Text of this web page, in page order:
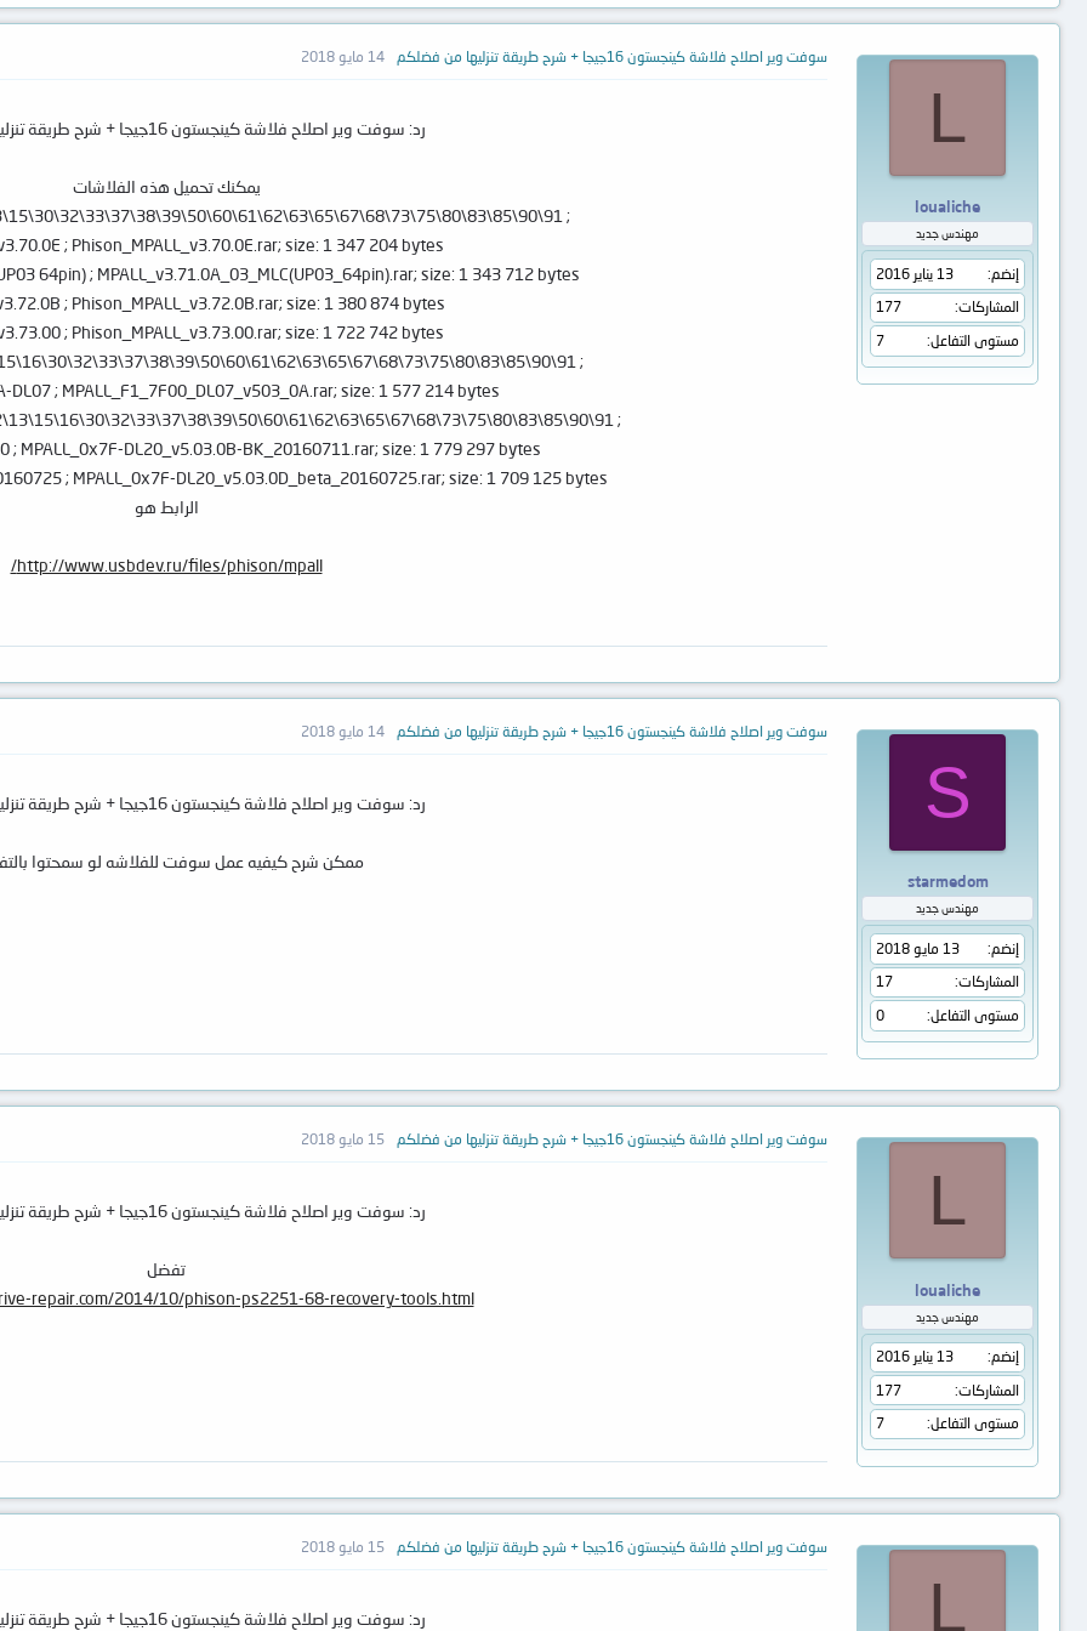
L
loualiche
مهندس جديد
إنضم
13 يناير 2016
المشاركات
177
مستوى التفاعل
7
سوفت وير اصلاح فلاشة كينجستون 16جيجا + شرح طريقة تنزليها من فضلكم 14 مايو 2018
رد: سوفت وير اصلاح فلاشة كينجستون 16جيجا + شرح طريقة تنزليها من فضلكم
يمكنك تحميل هذه الفلاشات
; PS2251-01\02\03\06\07\12\13\15\30\32\33\37\38\39\50\60\61\62\63\65\67\68\73\75\80\83\85\90\91:
; Phison_MPALL_v3.70.0E.rar; size: 1 347 204 bytes
64pin) ; MPALL_v3.71.0A_03_MLC(UP03_64pin).rar; size: 1 343 712 bytes
; Phison_MPALL_v3.72.0B.rar; size: 1 380 874 bytes
; Phison_MPALL_v3.73.00.rar; size: 1 722 742 bytes
; PS2251-01\02\03\06\07\12\13\15\16\30\32\33\37\38\39\50\60\61\62\63\65\67\68\73\75\80\83\85\90\91:
DL07 ; MPALL_F1_7F00_DL07_v503_0A.rar; size: 1 577 214 bytes
; PS2251-01\02\03\05\06\07\08\10\12\13\15\16\30\32\33\37\38\39\50\60\61\62\63\65\67\68\73\75\80\83\85\90\91:
; MPALL_0x7F-DL20_v5.03.0B-BK_20160711.rar; size: 1 779 297 bytes
; MPALL_0x7F-DL20_v5.03.0D_beta_20160725.rar; size: 1 709 125 bytes
الرابط هو
http://www.usbdev.ru/files/phison/mpall/
S
starmedom
مهندس جديد
إنضم
13 مايو 2018
المشاركات
17
مستوى التفاعل
0
سوفت وير اصلاح فلاشة كينجستون 16جيجا + شرح طريقة تنزليها من فضلكم 14 مايو 2018
رد: سوفت وير اصلاح فلاشة كينجستون 16جيجا + شرح طريقة تنزليها من فضلكم
ممكن شرح كيفيه عمل سوفت للفلاشه لو سمحتوا
L
loualiche
مهندس جديد
إنضم
13 يناير 2016
المشاركات
177
مستوى التفاعل
7
سوفت وير اصلاح فلاشة كينجستون 16جيجا + شرح طريقة تنزليها من فضلكم 15 مايو 2018
رد: سوفت وير اصلاح فلاشة كينجستون 16جيجا + شرح طريقة تنزليها من فضلكم
تفضل
repair.com/2014/10/phison-ps2251-68-recovery-tools.html
L
سوفت وير اصلاح فلاشة كينجستون 16جيجا + شرح طريقة تنزليها من فضلكم 15 مايو 2018
رد: سوفت وير اصلاح فلاشة كينجستون 16جيجا + شرح طريقة تنزليها من فضلكم